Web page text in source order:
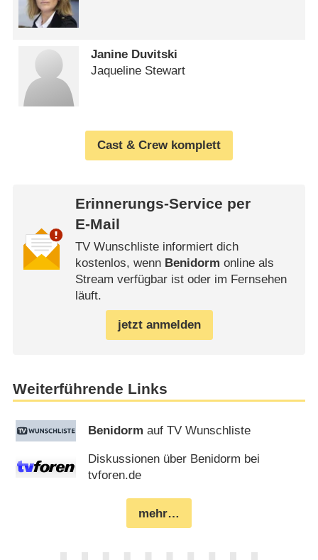
Janine Duvitski
Jaqueline Stewart
Cast & Crew komplett
Erinnerungs-Service per
E-Mail
TV Wunschliste informiert dich
kostenlos, wenn Benidorm online als
Stream verfügbar ist oder im Fernsehen
läuft.
jetzt anmelden
Weiterführende Links
Benidorm auf TV Wunschliste
Diskussionen über Benidorm bei
tvforen.de
mehr…